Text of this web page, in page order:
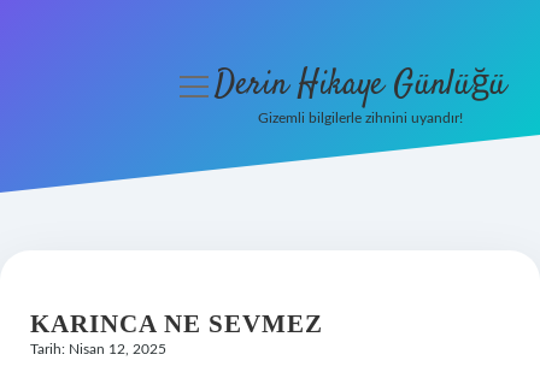
Hakkımızda
menüyüDerin Hikaye Günlüğü
Gizemli bilgilerle zihnini uyandır!
KARINCA NE SEVMEZ
Tarih: Nisan 12, 2025